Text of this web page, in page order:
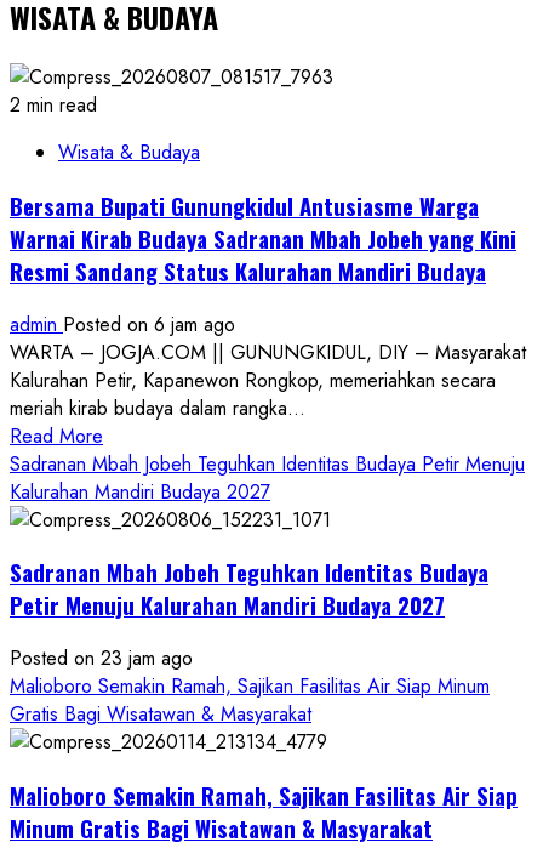
WISATA & BUDAYA
2 min read
Wisata & Budaya
Bersama Bupati Gunungkidul Antusiasme Warga
Warnai Kirab Budaya Sadranan Mbah Jobeh yang Kini
Resmi Sandang Status Kalurahan Mandiri Budaya
admin Posted on 6 jam ago
WARTA – JOGJA.COM || GUNUNGKIDUL, DIY – Masyarakat
Kalurahan Petir, Kapanewon Rongkop, memeriahkan secara
meriah kirab budaya dalam rangka...
Read More
more
about
Bersama
Gunungkidul
Antusiasme
Warnai
Kirab
Budaya
Sadranan
Jobeh
yang
Sadranan Mbah Jobeh Teguhkan Identitas Budaya Petir Menuju
Kalurahan Mandiri Budaya 2027
Sadranan Mbah Jobeh Teguhkan Identitas Budaya
Petir Menuju Kalurahan Mandiri Budaya 2027
Posted on 23 jam ago
Malioboro Semakin Ramah, Sajikan Fasilitas Air Siap Minum
Gratis Bagi Wisatawan & Masyarakat
Malioboro Semakin Ramah, Sajikan Fasilitas Air Siap
Minum Gratis Bagi Wisatawan & Masyarakat